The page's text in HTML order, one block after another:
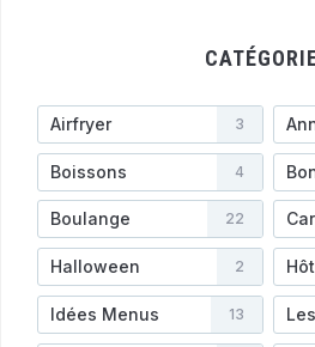
Airfryer 3
Boissons 4
Boulange 22
Halloween 2
Idées Menus 13